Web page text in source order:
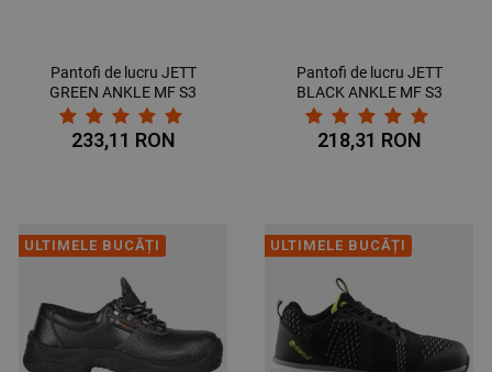
Pantofi de lucru JETT
GREEN ANKLE MF S3
233,11 RON
Pantofi de lucru JETT
BLACK ANKLE MF S3
218,31 RON
ULTIMELE BUCĂȚI ULTIMELE BUCĂȚI